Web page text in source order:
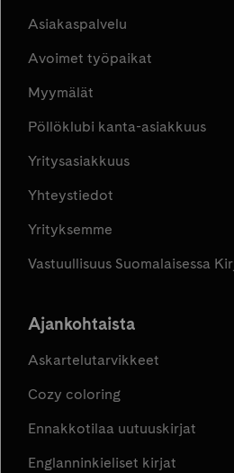
Asiakaspalvelu
Avoimet työpaikat
Myymälät
Pöllöklubi kanta-asiakkuus
Yritysasiakkuus
Yhteystiedot
Yrityksemme
Vastuullisuus Suomalaisessa
Ajankohtaista
Askartelutarvikkeet
Cozy coloring
Ennakkotilaa uutuuskirjat
Englanninkieliset kirjat